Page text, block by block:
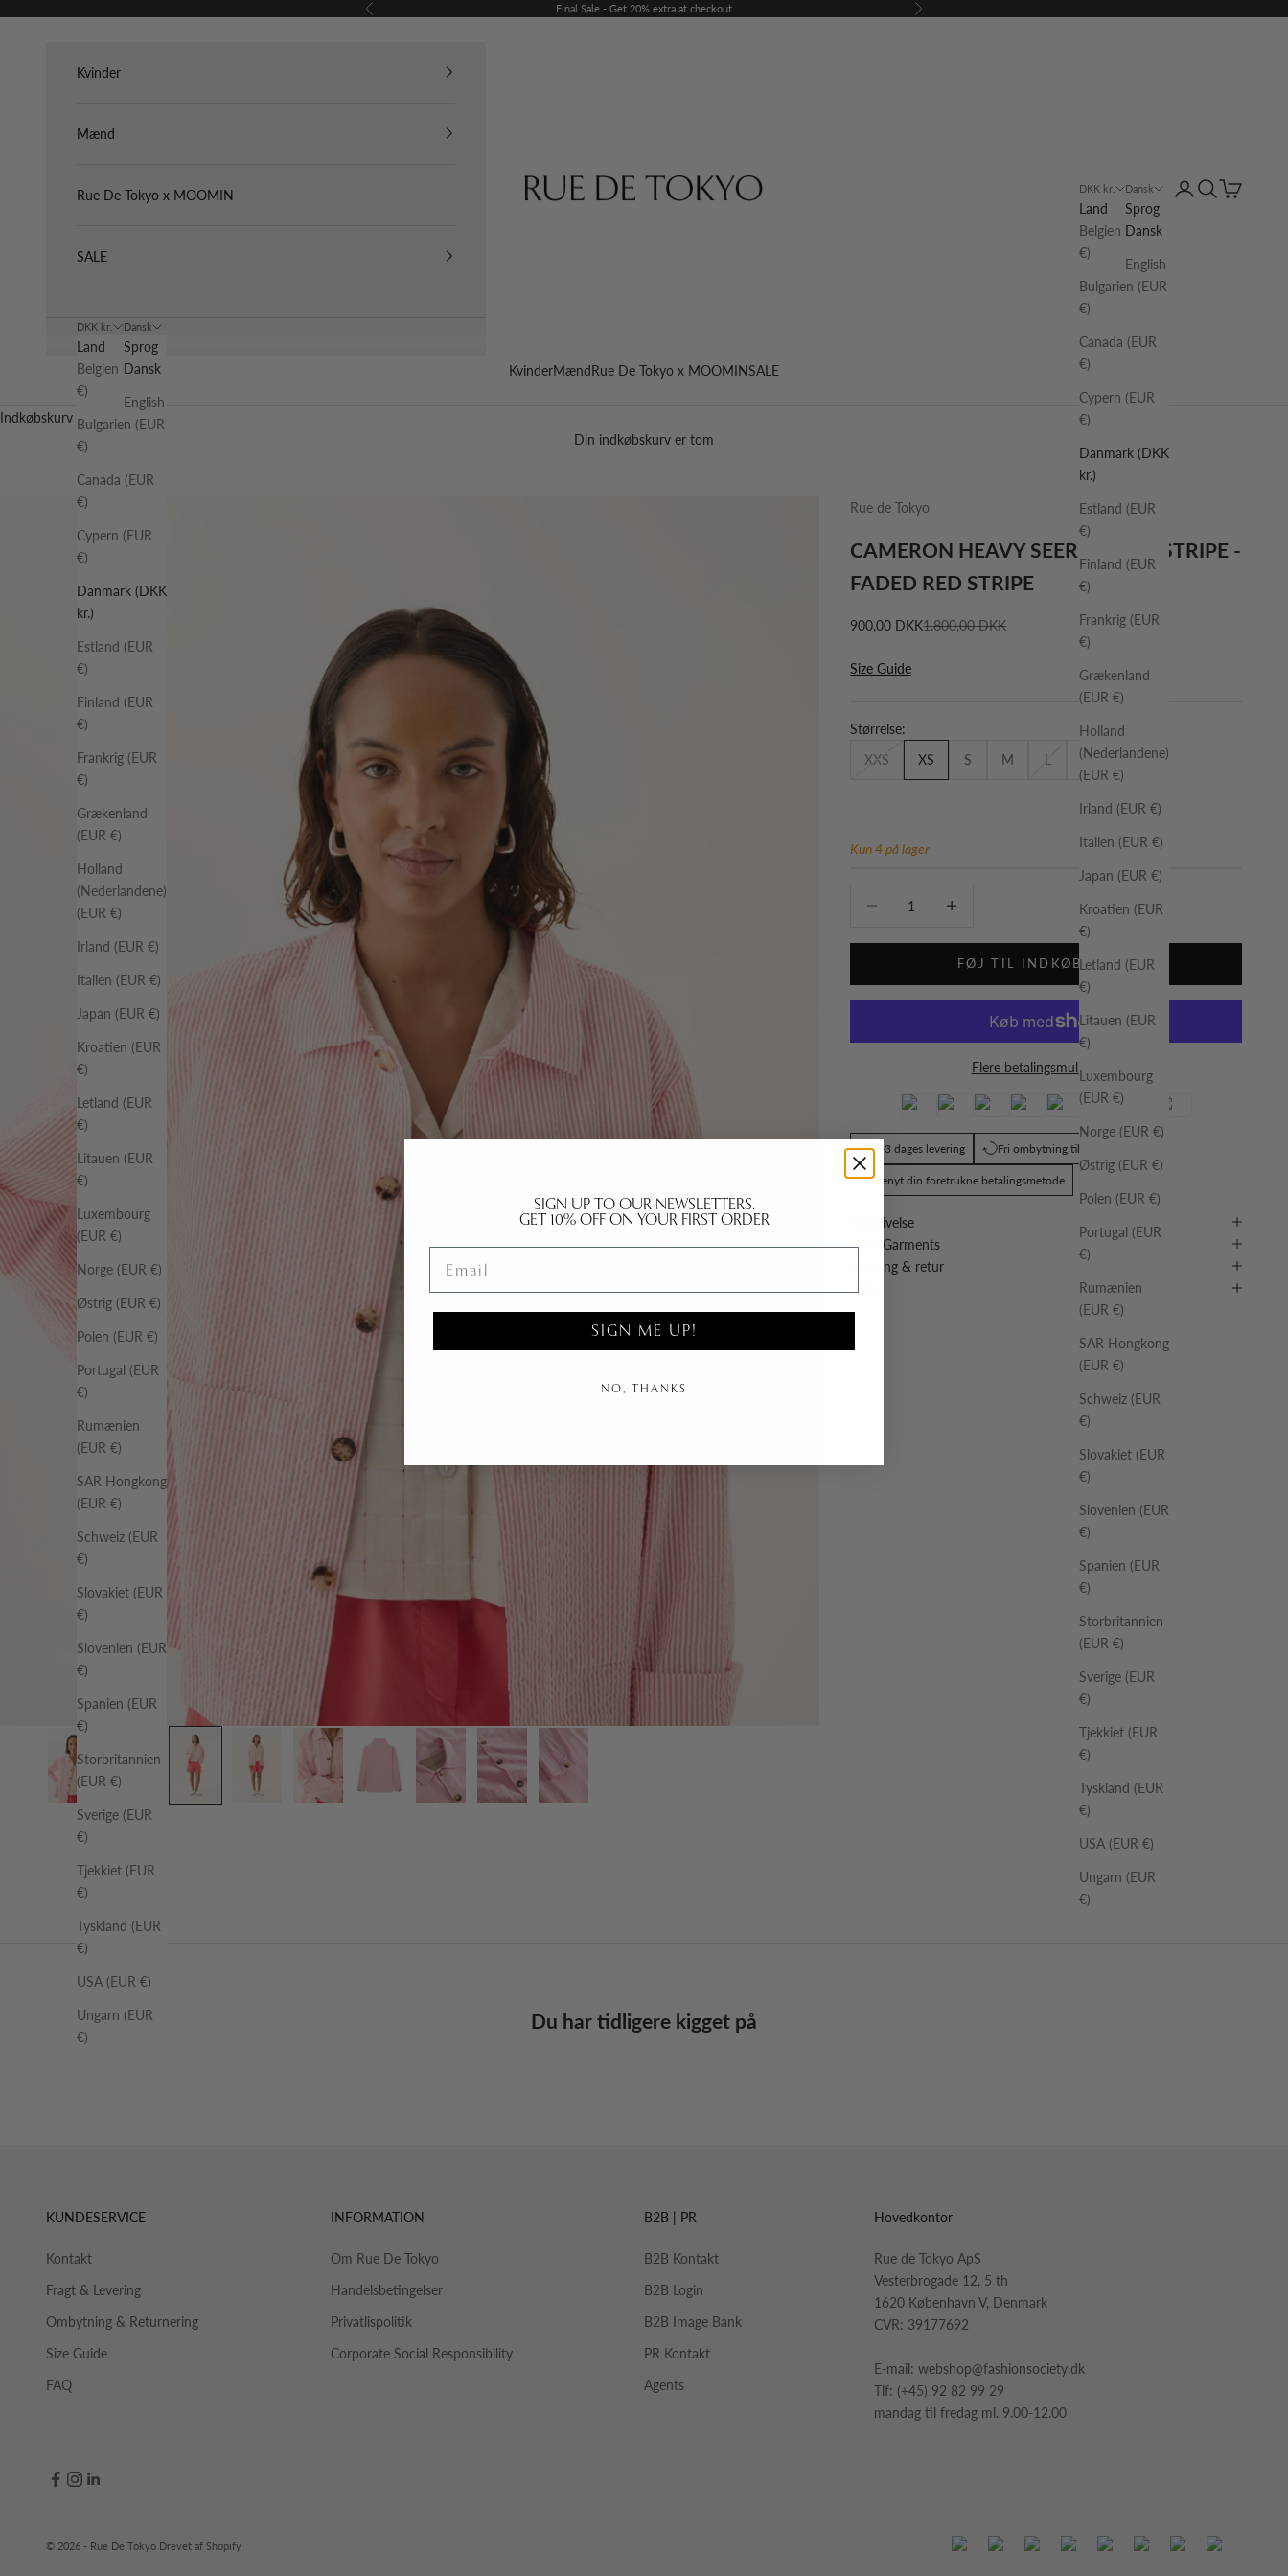
Forrige Final Sale - Get 20% extra at checkout Næste
Rue De Tokyo
KvinderMændRue De Tokyo x MOOMINSALE
DKK kr.
Land
Belgien (EUR
€)
Bulgarien (EUR
€)
Canada (EUR
€)
Cypern (EUR
€)
Danmark (DKK
kr.)
Estland (EUR
€)
Finland (EUR
€)
Frankrig (EUR
€)
Grækenland
(EUR €)
Holland
(Nederlandene)
(EUR €)
Irland (EUR €)
Italien (EUR €)
Japan (EUR €)
Kroatien (EUR
€)
Letland (EUR
€)
Litauen (EUR
€)
Luxembourg
(EUR €)
Norge (EUR €)
Østrig (EUR €)
Polen (EUR €)
Portugal (EUR
€)
Rumænien
(EUR €)
SAR Hongkong
(EUR €)
Schweiz (EUR
€)
Slovakiet (EUR
€)
Slovenien (EUR
€)
Spanien (EUR
€)
Storbritannien
(EUR €)
Sverige (EUR
€)
Tjekkiet (EUR
€)
Tyskland (EUR
€)
USA (EUR €)
Ungarn (EUR
€)
Dansk
Sprog
Dansk
English
Log på
Søg
Kvinder
Mænd
Rue De Tokyo x MOOMIN
SALE
DKK kr.
Land
Belgien (EUR
€)
Bulgarien (EUR
€)
Canada (EUR
€)
Cypern (EUR
€)
Danmark (DKK
kr.)
Estland (EUR
€)
Finland (EUR
€)
Frankrig (EUR
€)
Grækenland
(EUR €)
Holland
(Nederlandene)
(EUR €)
Irland (EUR €)
Italien (EUR €)
Japan (EUR €)
Kroatien (EUR
€)
Letland (EUR
€)
Litauen (EUR
€)
Luxembourg
(EUR €)
Norge (EUR €)
Østrig (EUR €)
Polen (EUR €)
Portugal (EUR
€)
Rumænien
(EUR €)
SAR Hongkong
(EUR €)
Schweiz (EUR
€)
Slovakiet (EUR
€)
Slovenien (EUR
€)
Spanien (EUR
€)
Storbritannien
(EUR €)
Sverige (EUR
€)
Tjekkiet (EUR
€)
Tyskland (EUR
€)
USA (EUR €)
Ungarn (EUR
€)
Dansk
Sprog
Dansk
English
Indkøbskurv
Din indkøbskurv er tom
Rue de Tokyo
CAMERON HEAVY SEERSUCKER STRIPE -
FADED RED STRIPE
Salgspris
900,00 DKKNormalpris
1.800,00 DKK
Size Guide
Størrelse:
XXS
XS S M L XL XXL
Kun 4 på lager
FØJ TIL INDKØBSKURV
Flere betalingsmuligheder
1-3 dages levering Fri ombytning til anden størrelse
Benyt din foretrukne betalingsmetode
Beskrivelse
Fit & Garments
Levering & retur
FAQ
Du har tidligere kigget på
KUNDESERVICE
Kontakt
Fragt & Levering
Ombytning & Returnering
Size Guide
FAQ
INFORMATION
Om Rue De Tokyo
Handelsbetingelser
Privatlispolitik
Corporate Social Responsibility
B2B | PR
B2B Kontakt
B2B Login
B2B Image Bank
PR Kontakt
Agents
Hovedkontor
Rue de Tokyo ApS
Vesterbrogade 12, 5 th
1620 København V, Denmark
CVR: 39177692
E-mail: webshop@fashionsociety.dk
Tlf: (+45) 92 82 99 29
mandag til fredag ml. 9.00-12.00
© 2026 - Rue De Tokyo Drevet af Shopify
SIGN UP TO OUR NEWSLETTERS.
GET 10% OFF ON YOUR FIRST ORDER
SIGN ME UP!
NO, THANKS